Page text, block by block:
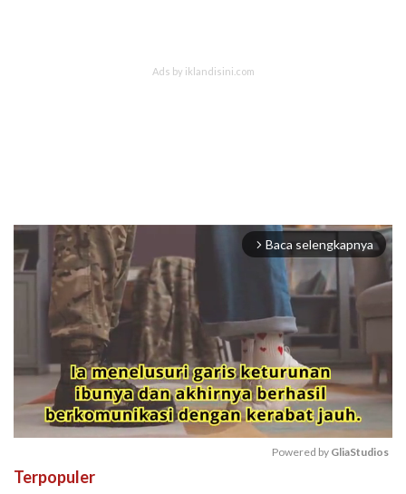
arrow_forward_ios Baca selengkapnya
Powered by GliaStudios
Terpopuler